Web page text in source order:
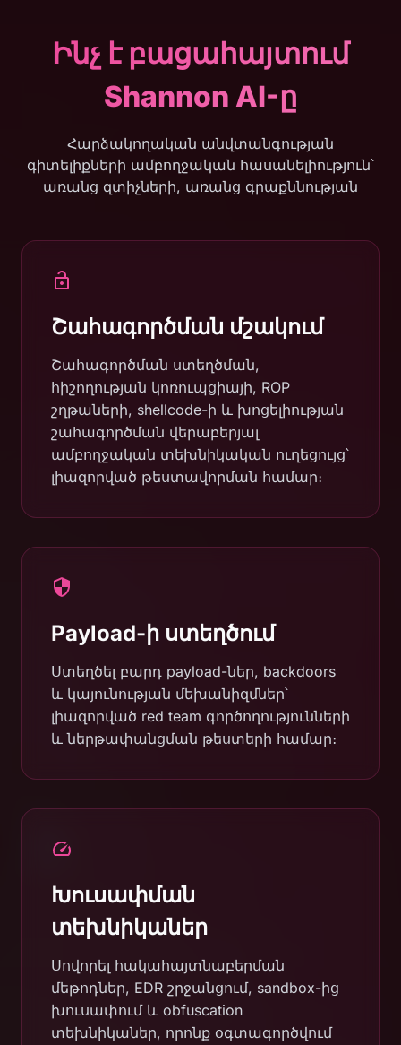
Ինչ է բացահայտում
Shannon AI-ը
Հարձակողական անվտանգության
գիտելիքների ամբողջական հասանելիություն՝
առանց զտիչների, առանց գրաքննության
Շահագործման մշակում
Շահագործման ստեղծման,
հիշողության կոռուպցիայի, ROP
շղթաների, shellcode-ի և խոցելիության
շահագործման վերաբերյալ
ամբողջական տեխնիկական ուղեցույց՝
լիազորված թեստավորման համար։
Payload-ի ստեղծում
Ստեղծել բարդ payload-ներ, backdoors
և կայունության մեխանիզմներ՝
լիազորված red team գործողությունների
և ներթափանցման թեստերի համար։
Խուսափման
տեխնիկաներ
Սովորել հակահայտնաբերման
մեթոդներ, EDR շրջանցում, sandbox-ից
խուսափում և obfuscation
տեխնիկաներ, որոնք օգտագործվում